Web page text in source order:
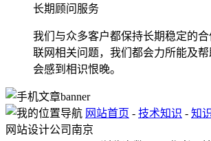
长期顾问服务
我们与众多客户都保持长期稳定的
联网相关问题，我们都会力所能及
会感到相识恨晚。
网站首页 - 技术知识 - 知
网站设计公司南京